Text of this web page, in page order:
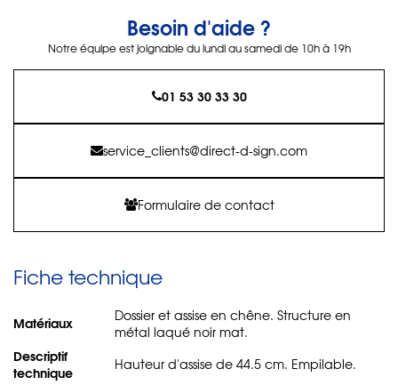
Besoin d'aide ?
Notre équipe est joignable du lundi au samedi de 10h à 19h
01 53 30 33 30
service_clients@direct-d-sign.com
Formulaire de contact
Fiche technique
Matériaux
Dossier et assise en chêne. Structure en
métal laqué noir mat.
Descriptif
technique
Hauteur d'assise de 44.5 cm. Empilable.